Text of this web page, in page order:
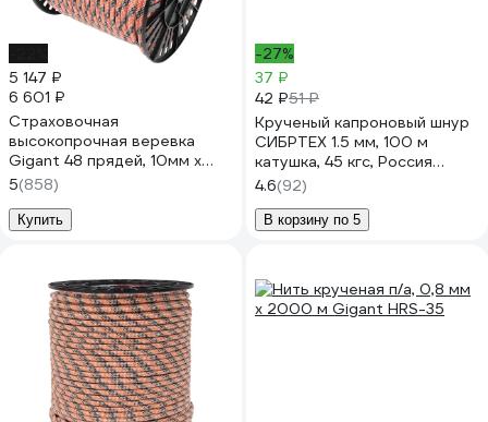
5 147 ₽
6 601 ₽
Страховочная
высокопрочная веревка
Gigant 48 прядей, 10мм х
100м HRS-01
5(858)
Купить
-27%
37 ₽
42 ₽51 ₽
Крученый капроновый шнур
СИБРТЕХ 1.5 мм, 100 м
катушка, 45 кгс, Россия
93963
4.6(92)
В корзину по 5